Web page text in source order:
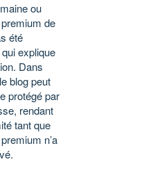
ou
premium de
été
explique
Dans
blog peut
protégé par
rendant
tant que
n’a